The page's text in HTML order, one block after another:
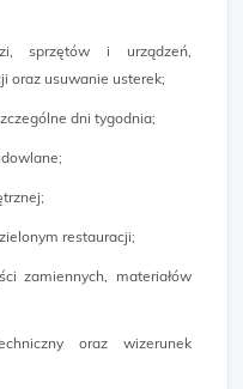
sprzętów i urządzeń,
oraz usuwanie usterek;
dni tygodnia;
restauracji;
zamiennych, materiałów
oraz wizerunek